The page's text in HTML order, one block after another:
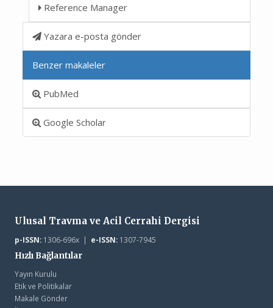
Reference Manager
Yazara e-posta gönder
Benzer makaleler
PubMed
Google Scholar
Ulusal Travma ve Acil Cerrahi Dergisi
p-ISSN:1306-696x | e-ISSN:1307-7945
Hızlı Bağlantılar
Yayın Kurulu
Etik ve Politikalar
Makale Gönder